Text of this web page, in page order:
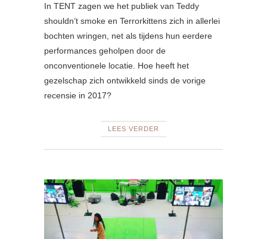
In TENT zagen we het publiek van Teddy
shouldn’t smoke en Terrorkittens zich in allerlei
bochten wringen, net als tijdens hun eerdere
performances geholpen door de
onconventionele locatie. Hoe heeft het
gezelschap zich ontwikkeld sinds de vorige
recensie in 2017?
LEES VERDER